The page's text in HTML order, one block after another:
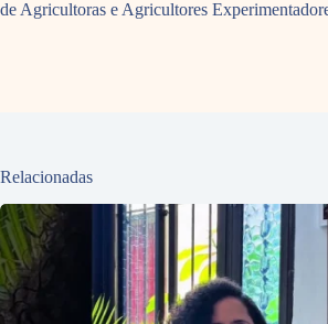
de Agricultoras e Agricultores
Relacionadas